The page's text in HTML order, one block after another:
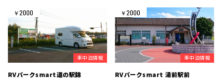
￥2000
車中泊情報
RVパークsmart道の駅錦
￥2000
車中泊情報
RVパークsmart 湯前駅前